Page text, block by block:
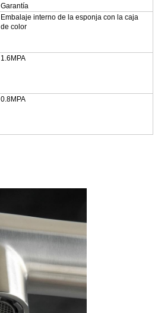
Garantía
Embalaje interno de la esponja con la caja
de color
1.6MPA
0.8MPA